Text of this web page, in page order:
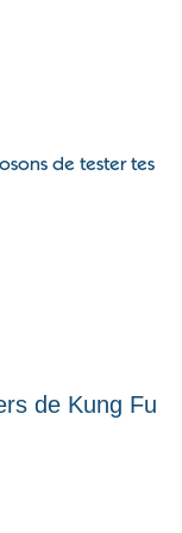
de tester tes
de Kung Fu